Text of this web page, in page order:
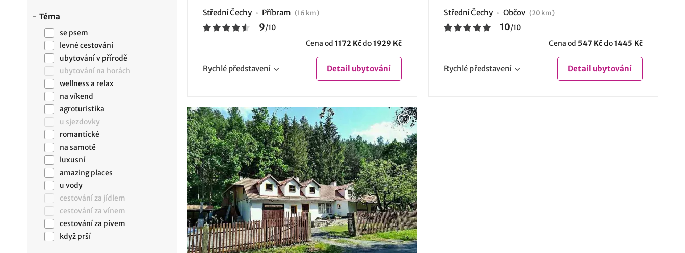
Téma
se psem
levné cestování
ubytování v přírodě
ubytování na horách
wellness a relax
na víkend
agroturistika
u sjezdovky
romantické
na samotě
luxusní
amazing places
u vody
cestování za jídlem
cestování za vínem
cestování za pivem
když prší
Střední Čechy Příbram (16 km)
9/10
Cena od 1172 Kčdo1929 Kč
Rychlé představení Detail ubytování
Střední Čechy Občov (20 km)
10/10
Cena od 547 Kčdo1445 Kč
Rychlé představení Detail ubytování